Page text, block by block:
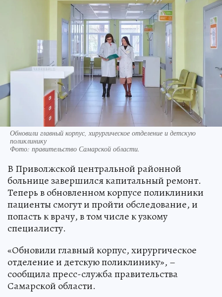
Обновили главный корпус, хирургическое отделение и детскую
поликлинику
Фото: правительство Самарской области.
В Приволжской центральной районной
больнице завершился капитальный ремонт.
Теперь в обновленном корпусе поликлиники
пациенты смогут и пройти обследование, и
попасть к врачу, в том числе к узкому
специалисту.
«Обновили главный корпус, хирургическое
отделение и детскую поликлинику», –
сообщила пресс-служба правительства
Самарской области.